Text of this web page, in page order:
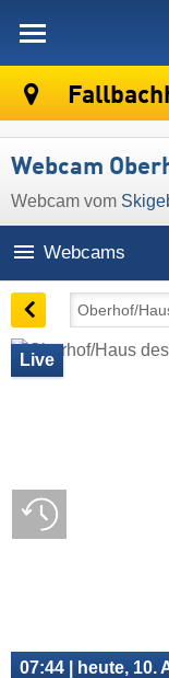
Webcam
Webcam vom
Webcams
Live
07:44 | heute, 10.